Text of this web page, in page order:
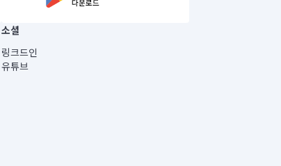
소셜
링크드인
유튜브